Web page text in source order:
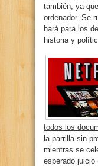
también, ya
ordenador. Se
hará para los
historia y
todos los
la parrilla sin
mientras se
esperado juicio